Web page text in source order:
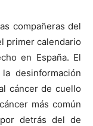
compañeras del
primer calendario
en España. El
desinformación
cáncer de cuello
más común
detrás del de